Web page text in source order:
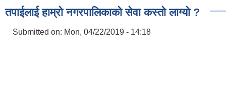
तपाईलाई हाम्रो नगरपालिकाको सेवा कस्तो लाग्यो ?
Submitted on: Mon, 04/22/2019 - 14:18